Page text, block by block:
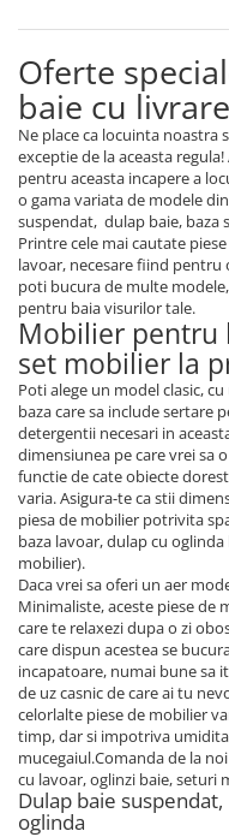
Oferte
baie cu
Ne place ca locuinta noastra
exceptie de la aceasta
pentru aceasta incapere a
o gama variata de modele
suspendat, dulap baie,
Printre cele mai cautate
lavoar, necesare fiind pentru
poti bucura de multe
pentru baia visurilor tale.
Mobilier pentru
set mobilier la
Poti alege un model clasic,
baza care sa include sertare
detergentii necesari in
dimensiunea pe care vrei sa
functie de cate obiecte
varia. Asigura-te ca stii
piesa de mobilier potrivita
baza lavoar, dulap cu
mobilier).
Daca vrei sa oferi un aer
Minimaliste, aceste piese de
care te relaxezi dupa o zi
care dispun acestea se
incapatoare, numai bune sa
de uz casnic de care ai tu
celorlalte piese de mobilier
timp, dar si impotriva
mucegaiul.Comanda de la
cu lavoar, oglinzi baie, seturi
Dulap baie
oglinda